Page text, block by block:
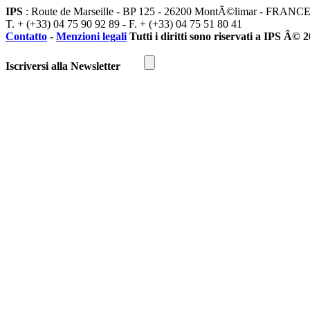
IPS : Route de Marseille - BP 125 - 26200 MontÃ©limar - FRANCE
T. + (+33) 04 75 90 92 89 - F. + (+33) 04 75 51 80 41
Contatto - Menzioni legali Tutti i diritti sono riservati a IPS Â©
Iscriversi alla Newsletter